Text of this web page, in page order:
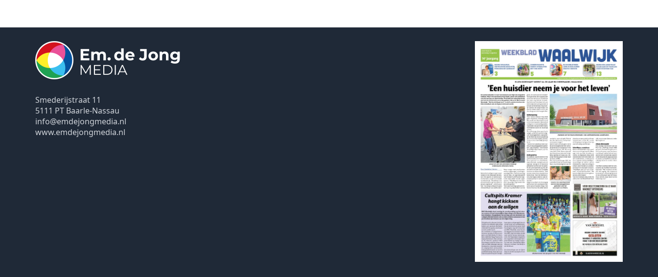
Smederijstraat 11
5111 PT Baarle-Nassau
info@emdejongmedia.nl
www.emdejongmedia.nl